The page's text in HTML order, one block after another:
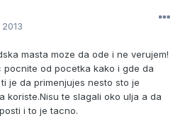
masta moze da ode i ne verujem!
od pocetka kako i gde da
je da primenjujes nesto sto je
koriste.Nisu te slagali oko ulja a da
i to je tacno.